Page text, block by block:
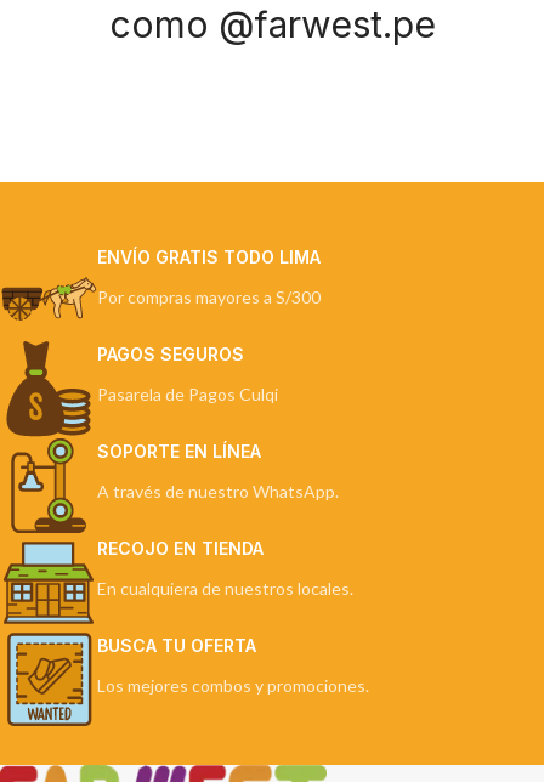
como @farwest.pe
ENVÍO GRATIS TODO LIMA
Por compras mayores a S/300
PAGOS SEGUROS
Pasarela de Pagos Culqi
SOPORTE EN LÍNEA
A través de nuestro WhatsApp.
RECOJO EN TIENDA
En cualquiera de nuestros locales.
BUSCA TU OFERTA
Los mejores combos y promociones.